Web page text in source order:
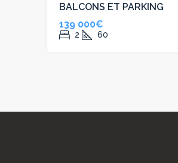
BALCONS ET PARKING
139 000€
2 60